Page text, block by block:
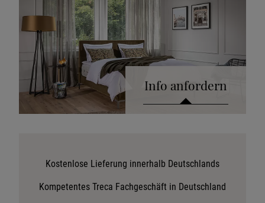
Info anfordern
Stoffkollektion anfordern
Telefonische Beratung anfordern
Kostenlose Lieferung innerhalb Deutschlands
Kompetentes Treca Fachgeschäft in Deutschland